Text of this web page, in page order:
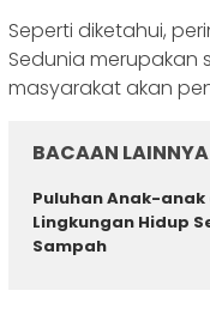
Seperti diketahui,
Sedunia
masyarakat akan
BACAAN LAINNYA
Puluhan Anak-
Lingkungan Hidup
Sampah